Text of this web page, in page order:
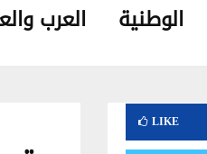
الوطنية العرب
LIKE